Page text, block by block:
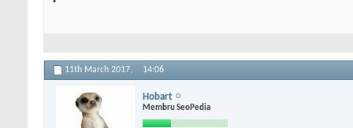
11th March 2017, 14:06
Hobart
Membru SeoPedia